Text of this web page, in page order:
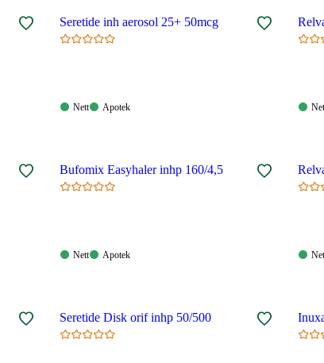
Seretide inh aerosol 25+ 50mcg
Nett:
Nett
Apotek:
Apotek
Bufomix Easyhaler inhp 160/4,5
Nett:
Nett
Apotek:
Apotek
Seretide Disk orif inhp 50/500